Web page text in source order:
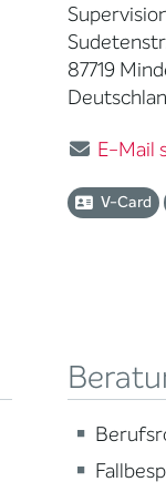
87719
E-Mail
V-Card